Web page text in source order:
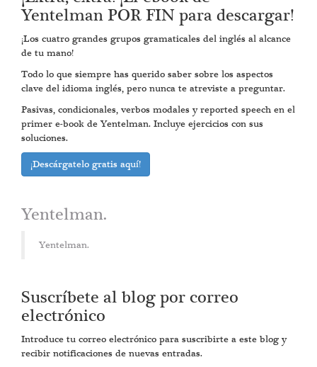
Yentelman POR FIN para descargar!
¡Los cuatro grandes grupos gramaticales del inglés al alcance
de tu mano!
Todo lo que siempre has querido saber sobre los aspectos
clave del idioma inglés, pero nunca te atreviste a preguntar.
Pasivas, condicionales, verbos modales y reported speech en el
primer e-book de Yentelman. Incluye ejercicios con sus
soluciones.
¡Descárgatelo gratis aquí!
Yentelman.
Yentelman.
Suscríbete al blog por correo
electrónico
Introduce tu correo electrónico para suscribirte a este blog y
recibir notificaciones de nuevas entradas.